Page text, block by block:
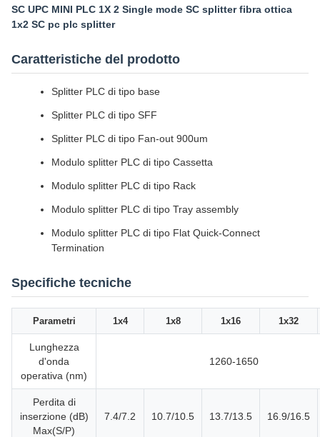
SC UPC MINI PLC 1X 2 Single mode SC splitter fibra ottica
1x2 SC pc plc splitter
Caratteristiche del prodotto
Splitter PLC di tipo base
Splitter PLC di tipo SFF
Splitter PLC di tipo Fan-out 900um
Modulo splitter PLC di tipo Cassetta
Modulo splitter PLC di tipo Rack
Modulo splitter PLC di tipo Tray assembly
Modulo splitter PLC di tipo Flat Quick-Connect
Termination
Specifiche tecniche
Parametri 1x4 1x8 1x16 1x32
Lunghezza
d'onda
operativa (nm)
1260-1650
Perdita di
inserzione (dB)
Max(S/P)
7.4/7.2 10.7/10.5 13.7/13.5 16.9/16.5